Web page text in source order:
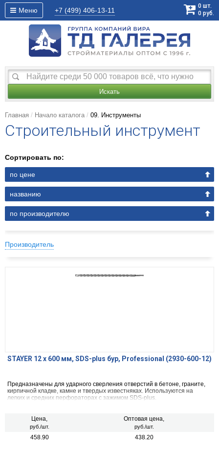
Меню +7 (499) 406-13-11
0 шт.
0 руб.
Искать
Главная Начало каталога 09. Инструменты
Строительный инструмент
Сортировать по:
по цене
названию
по производителю
Производитель
STAYER 12 x 600 мм, SDS-plus бур, Professional (2930-600-12)
Предназначены для ударного сверления отверстий в бетоне, граните,
кирпичной кладке, камне и твердых известняках. Используются на
легких и средних перфораторах с зажимом SDS-plus.
Цена,
руб./шт.
Оптовая цена,
руб./шт.
458.90 438.20